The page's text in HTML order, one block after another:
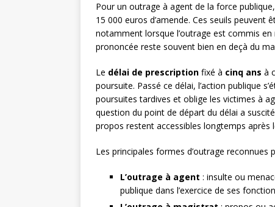
Pour un outrage à agent de la force
15 000 euros d’amende. Ces seuils peuvent
notamment lorsque l’outrage est commis
prononcée reste souvent bien en deçà du
Le délai de prescription fixé à cinq ans à
poursuite. Passé ce délai, l’action publique
poursuites tardives et oblige les victimes à
question du point de départ du délai a
propos restent accessibles longtemps après
Les principales formes d’outrage
L’outrage à agent : insulte ou
publique dans l’exercice de ses